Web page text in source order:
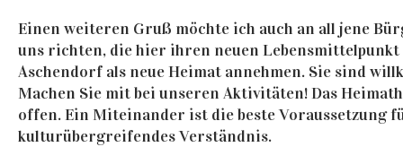
Einen weiteren Gruß möchte ich auch an all jene
uns richten, die hier ihren neuen Lebensmittelpunkt
Aschendorf als neue Heimat annehmen. Sie sind
Machen Sie mit bei unseren Aktivitäten! Das
offen. Ein Miteinander ist die beste Voraussetzung
kulturübergreifendes Verständnis.